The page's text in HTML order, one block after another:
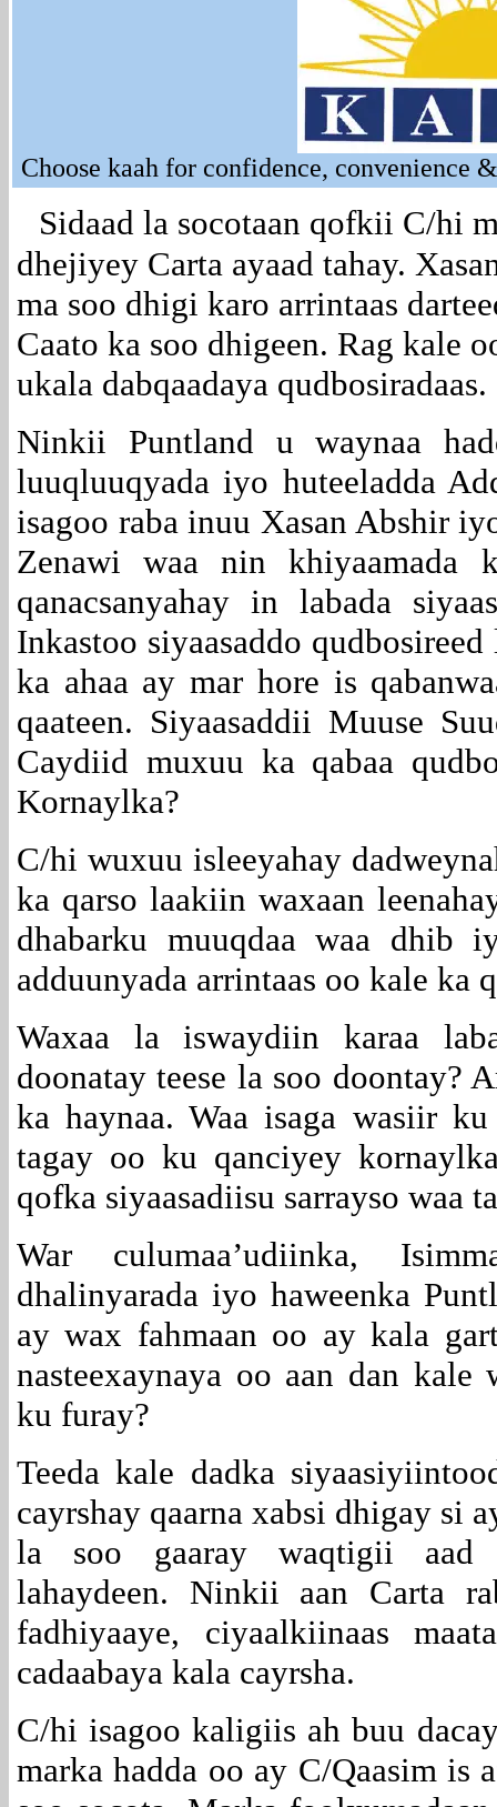
Choose kaah for confidence, convenience
Sidaad la socotaan qofkii C/hi
dhejiyey Carta ayaad tahay.
ma soo dhigi karo arrintaas
Caato ka soo dhigeen. Rag kale
ukala dabqaadaya qudbosiradaas.
Ninkii Puntland u waynaa
luuqluuqyada iyo huteeladda
isagoo raba inuu Xasan Abshir
Zenawi waa nin khiyaamada
qanacsanyahay in labada
Inkastoo siyaasaddo
ka ahaa ay mar hore is
qaateen. Siyaasaddii Muuse
Caydiid muxuu ka qabaa
Kornaylka?
C/hi wuxuu isleeyahay
ka qarso laakiin waxaan
dhabarku muuqdaa waa dhib
adduunyada arrintaas oo kale ka
Waxaa la iswaydiin karaa
doonatay teese la soo doontay?
ka haynaa. Waa isaga wasiir
tagay oo ku qanciyey
qofka siyaasadiisu sarrayso waa
War culumaa’udiinka,
dhalinyarada iyo haweenka
ay wax fahmaan oo ay kala
nasteexaynaya oo aan dan kale
ku furay?
Teeda kale dadka
cayrshay qaarna xabsi dhigay si
la soo gaaray waqtigii aad
lahaydeen. Ninkii aan Carta
fadhiyaaye, ciyaalkiinaas
cadaabaya kala cayrsha.
C/hi isagoo kaligiis ah buu
marka hadda oo ay C/Qaasim is